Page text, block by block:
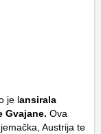
je lansirala
Gvajane. Ova
Austrija te